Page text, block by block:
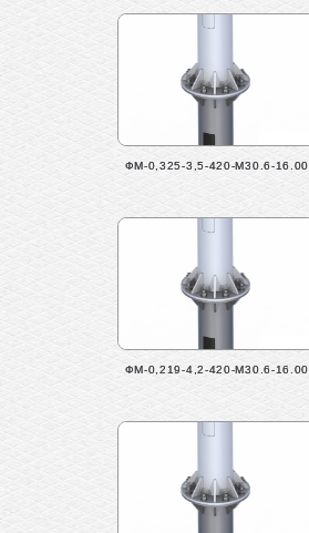
ФМ-0,325-3,5-420-М30.6-16.00
ФМ-0,219-4,2-420-М30.6-16.00